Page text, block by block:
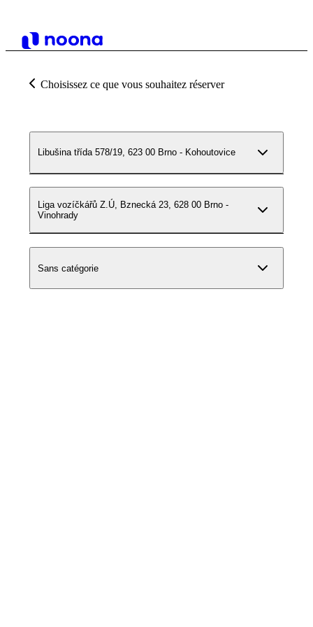
Choisissez ce que vous souhaitez réserver
Libušina třída 578/19, 623 00 Brno - Kohoutovice
Liga vozíčkářů Z.Ú, Bznecká 23, 628 00 Brno -
Vinohrady
Sans catégorie